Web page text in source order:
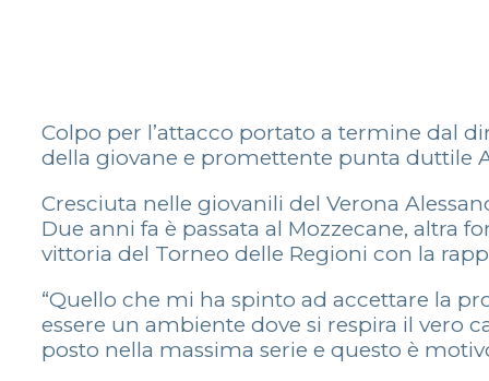
Colpo per l’attacco portato a termine dal
della giovane e promettente punta duttile
Cresciuta nelle giovanili del Verona
Due anni fa è passata al Mozzecane, altra
vittoria del Torneo delle Regioni con la
“Quello che mi ha spinto ad accettare la
essere un ambiente dove si respira il vero
posto nella massima serie e questo è